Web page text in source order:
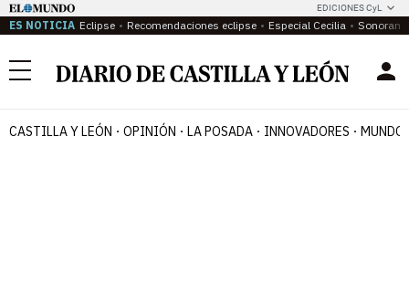
EDICIONES CyL
ES NOTICIA Eclipse Recomendaciones eclipse Especial Cecilia
Menú
CASTILLA Y LEÓN OPINIÓN LA POSADA INNOVADORES MUNDO